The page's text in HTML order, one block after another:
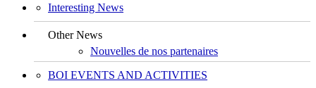
Interesting News
Other News
Nouvelles de nos partenaires
BOI EVENTS AND ACTIVITIES